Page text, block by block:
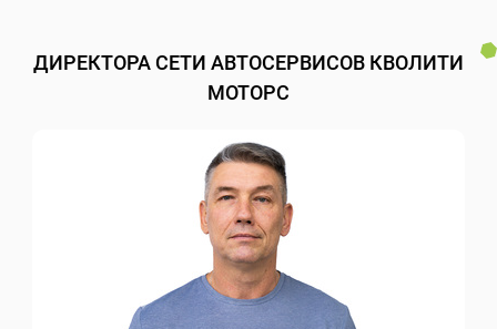
ДИРЕКТОРА СЕТИ АВТОСЕРВИСОВ КВОЛИТИ
МОТОРС